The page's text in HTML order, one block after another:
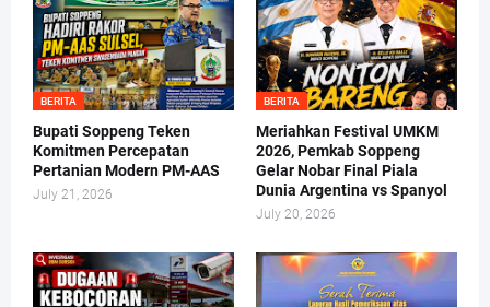
BERITA
Bupati Soppeng Teken
Komitmen Percepatan
Pertanian Modern PM-AAS
July 21, 2026
BERITA
Meriahkan Festival UMKM
2026, Pemkab Soppeng
Gelar Nobar Final Piala
Dunia Argentina vs Spanyol
July 20, 2026